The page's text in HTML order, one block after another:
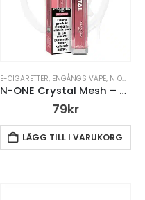
,VAPE PENNA
E-CIGARETTER, ENGÅNGS VAPE, N ONE
N-ONE Crystal Mesh – Strawberry Kiwi – Engångsvape
79kr
LÄGG TILL I VARUKORG